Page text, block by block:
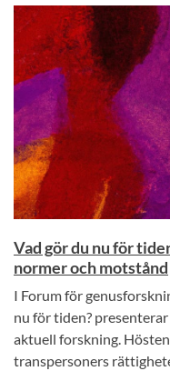
Vad gör du nu för
normer och motstånd
I Forum för
nu för tiden?
aktuell forskning.
transpersoners